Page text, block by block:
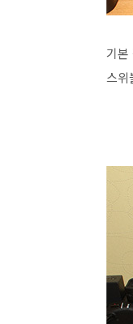
기본
스위